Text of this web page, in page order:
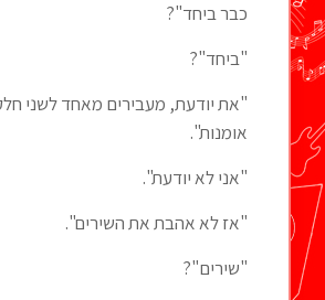
כבר ביחד"?
"ביחד"?
"את יודעת, מעבירים מאחד לשני
אומנות".
"אני לא יודעת".
"אז לא אהבת את השירים".
"שירים"?